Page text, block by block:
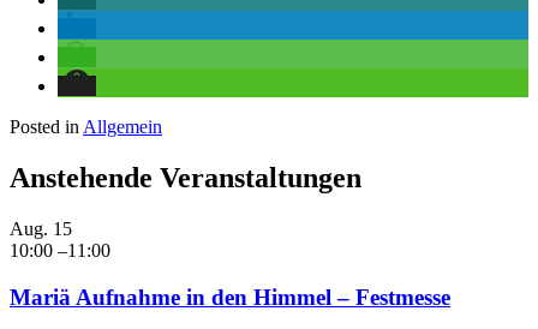
Posted in Allgemein
Anstehende Veranstaltungen
Aug. 15
10:00 –11:00
Mariä Aufnahme in den Himmel – Festmesse